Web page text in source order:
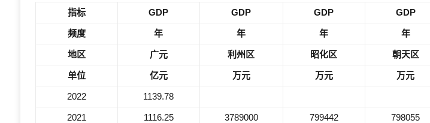
指标 GDP GDP GDP GDP
频度 年 年 年 年
地区 广元 利州区 昭化区 朝天区
单位 亿元 万元 万元 万元
2022 1139.78
2021 1116.25 3789000 799442 798055